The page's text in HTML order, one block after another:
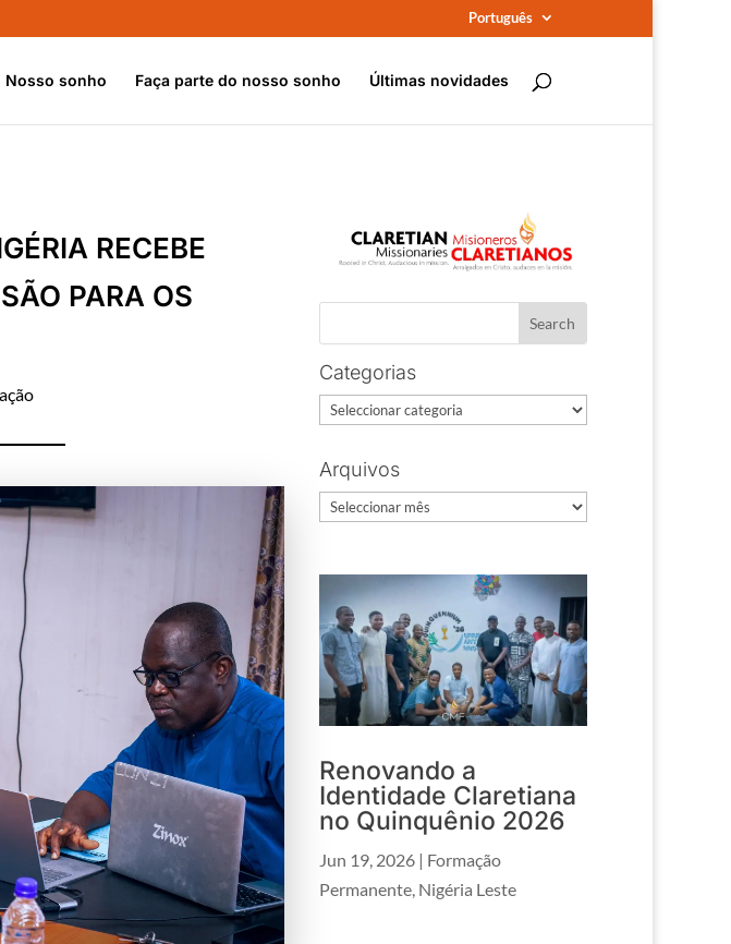
Português
Nosso sonho Faça parte do nosso sonho Últimas novidades
RECEBE
PARA OS
Categorias
Categorias
Arquivos
Arquivos
Renovando a
Identidade Claretiana
no Quinquênio 2026
Jun 19, 2026 | Formação
Permanente Nigéria Leste